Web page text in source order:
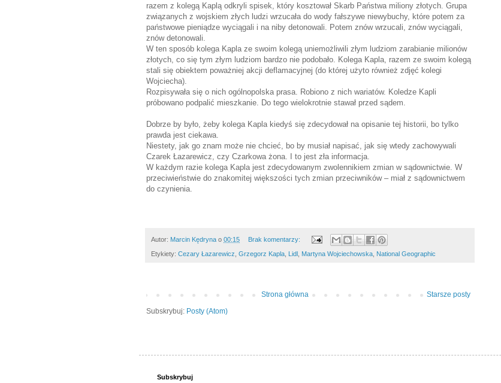
razem z kolegą Kaplą odkryli spisek, który kosztował Skarb Państwa miliony złotych. Grupa
związanych z wojskiem złych ludzi wrzucała do wody fałszywe niewybuchy, które potem za
państwowe pieniądze wyciągali i na niby detonowali. Potem znów wrzucali, znów wyciągali,
znów detonowali.
W ten sposób kolega Kapla ze swoim kolegą uniemożliwili złym ludziom zarabianie milionów
złotych, co się tym złym ludziom bardzo nie podobało. Kolega Kapla, razem ze swoim kolegą
stali się obiektem poważniej akcji deflamacyjnej (do której użyto również zdjęć kolegi
Wojciecha).
Rozpisywała się o nich ogólnopolska prasa. Robiono z nich wariatów. Koledze Kapli
próbowano podpalić mieszkanie. Do tego wielokrotnie stawał przed sądem.
Dobrze by było, żeby kolega Kapla kiedyś się zdecydował na opisanie tej historii, bo tylko
prawda jest ciekawa.
Niestety, jak go znam może nie chcieć, bo by musiał napisać, jak się wtedy zachowywali
Czarek Łazarewicz, czy Czarkowa żona. I to jest zła informacja.
W każdym razie kolega Kapla jest zdecydowanym zwolennikiem zmian w sądownictwie. W
przeciwieństwie do znakomitej większości tych zmian przeciwników – miał z sądownictwem
do czynienia.
Autor: Marcin Kędryna o 00:15 Brak komentarzy:
Etykiety: Cezary Łazarewicz Grzegorz Kapla Lidl Martyna Wojciechowska National Geographic
Starsze posty
Strona główna
Subskrybuj: Posty (Atom)
Subskrybuj